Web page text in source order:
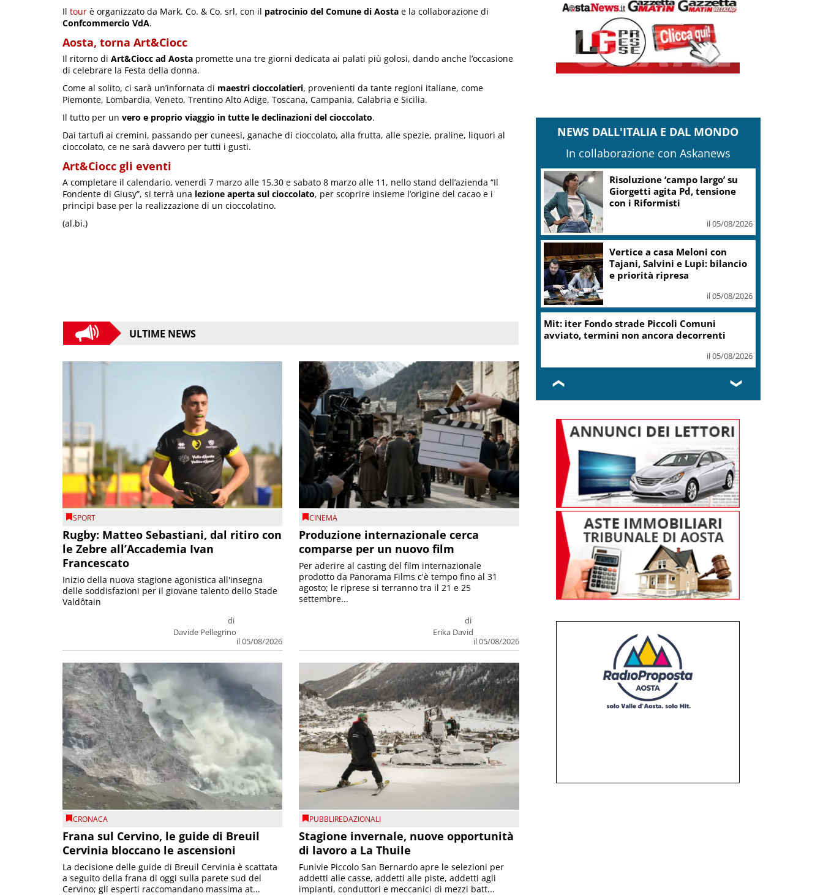
Il tour è organizzato da Mark. Co. & Co. srl, con il patrocinio del Comune di Aosta e la collaborazione di
Confcommercio VdA.
Aosta, torna Art&Ciocc
Il ritorno di Art&Ciocc ad Aosta promette una tre giorni dedicata ai palati più golosi, dando anche l’occasione
di celebrare la Festa della donna.
Come al solito, ci sarà un’infornata di maestri cioccolatieri, provenienti da tante regioni italiane, come
Piemonte, Lombardia, Veneto, Trentino Alto Adige, Toscana, Campania, Calabria e Sicilia.
Il tutto per un vero e proprio viaggio in tutte le declinazioni del cioccolato.
Dai tartufi ai cremini, passando per cuneesi, ganache di cioccolato, alla frutta, alle spezie, praline, liquori al
cioccolato, ce ne sarà davvero per tutti i gusti.
Art&Ciocc gli eventi
A completare il calendario, venerdì 7 marzo alle 15.30 e sabato 8 marzo alle 11, nello stand dell’azienda “Il
Fondente di Giusy”, si terrà una lezione aperta sul cioccolato, per scoprire insieme l’origine del cacao e i
princìpi base per la realizzazione di un cioccolatino.
(al.bi.)
ULTIME NEWS
SPORT
Rugby: Matteo Sebastiani, dal ritiro con
le Zebre all’Accademia Ivan
Francescato
di
Davide Pellegrino
il 05/08/2026
Inizio della nuova stagione agonistica all'insegna
delle soddisfazioni per il giovane talento dello Stade
Valdôtain
CINEMA
Produzione internazionale cerca
comparse per un nuovo film
di
Erika David
il 05/08/2026
Per aderire al casting del film internazionale
prodotto da Panorama Films c'è tempo fino al 31
agosto; le riprese si terranno tra il 21 e 25
settembre...
CRONACA
Frana sul Cervino, le guide di Breuil
Cervinia bloccano le ascensioni
La decisione delle guide di Breuil Cervinia è scattata
a seguito della frana di oggi sulla parete sud del
Cervino; gli esperti raccomandano massima at...
PUBBLIREDAZIONALI
Stagione invernale, nuove opportunità
di lavoro a La Thuile
Funivie Piccolo San Bernardo apre le selezioni per
addetti alle casse, addetti alle piste, addetti agli
impianti, conduttori e meccanici di mezzi batt...
NEWS DALL'ITALIA E DAL MONDO
In collaborazione con Askanews
Banco Bpm, Castagna: Agricole
Italia? Valuteremo, ritengo
fusione molto solida
il 05/08/2026
Conti pubblici, Governo
incassa sì su clausola Ue. Lega
ottiene modifica a risoluzione
il 05/08/2026
Delmastro, Camera dice no a
uso chat con Caroccia: in aula
il 05/08/2026